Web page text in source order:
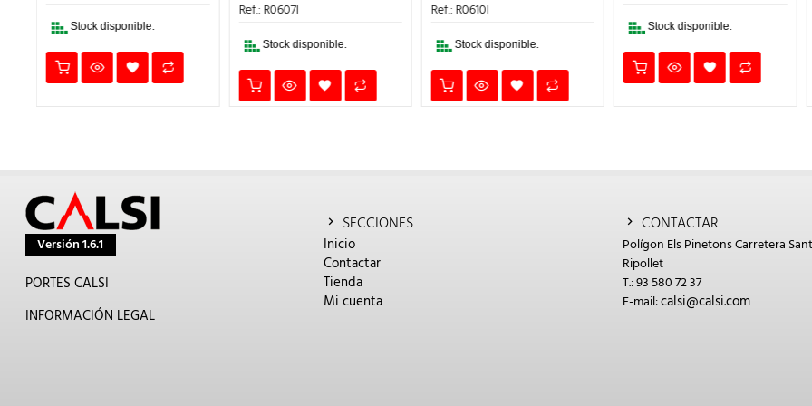
Stock disponible.
Ref.: R0607I
Stock disponible.
Ref.: R0610I
Stock disponible.
Stock disponible.
Versión 1.6.1
PORTES CALSI
INFORMACIÓN LEGAL
SECCIONES
Inicio
Contactar
Tienda
Mi cuenta
CONTACTAR
Polígon Els Pinetons Carretera
Ripollet
T.: 93 580 72 37
E-mail:calsi@calsi.com